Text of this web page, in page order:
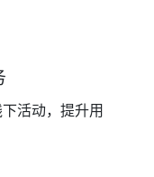
活动，提升用